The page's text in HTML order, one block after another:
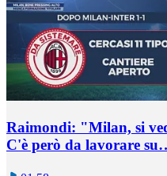
Raimondi: "Milan, si
C'è però da lavorare